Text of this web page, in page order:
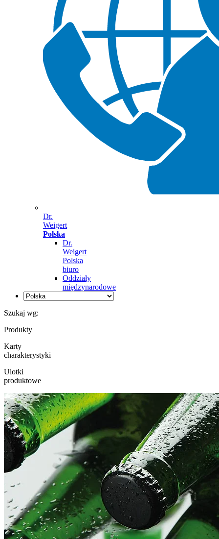
Dr.
Weigert
Polska
Dr.
Weigert
Polska
biuro
Oddziały
międzynarodowe
Szukaj wg:
Produkty
Karty
charakterystyki
Ulotki
produktowe